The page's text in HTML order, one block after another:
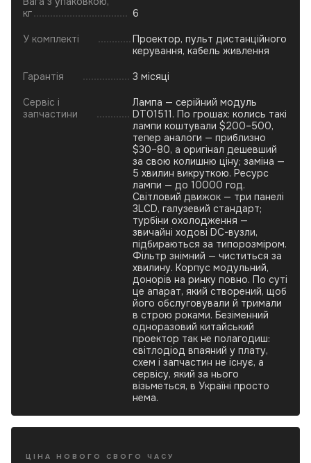
кг
6
У комплекті
Проектор, пульт дистанційного
керування, кабель живлення
Гарантія 3 місяці
Сервіс і
запчастини
Лампа — серійний модуль
DT01511. По грошах: колись такі
лампи коштували $200–500,
тепер аналоги — приблизно
$30–80, а оригінал дешевший
за свою колишню ціну; заміна —
5 хвилин викруткою. Ресурс
лампи — до 10000 год.
Світловий движок — три панелі
3LCD, галузевий стандарт;
турбіни охолодження —
звичайні ходові DC-вузли,
підбираються за типорозміром.
Фільтр знімний — чиститься за
хвилину. Корпус модульний,
донорів на ринку повно. По суті
це апарат, який створений, щоб
його обслуговували й тримали
в строю роками. Безіменний
одноразовий китайський
проектор так не полагодиш:
світлодіод впаяний у плату,
схем і запчастин не існує, а
сервісу, який за нього
візьметься, в Україні просто
нема.
Hitachi
ЦІНА НОВОГО СВОГО ЧАСУ